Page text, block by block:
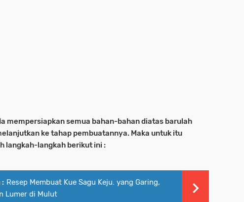
mempersiapkan semua bahan-bahan diatas barulah
ke tahap pembuatannya. Maka untuk itu
langkah-langkah berikut ini :
: Resep Membuat Kue Sagu Keju. yang Garing,
Lumer di Mulut